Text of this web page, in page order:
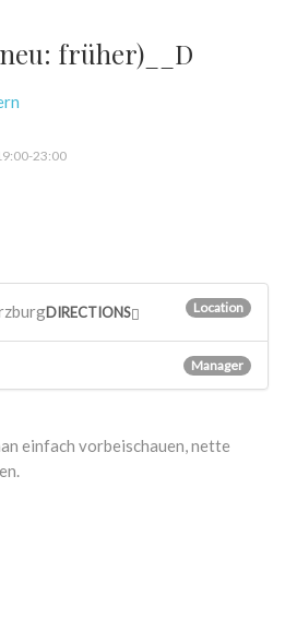
früher)__D
23:00
Location
DIRECTIONS
Manager
einfach vorbeischauen, nette